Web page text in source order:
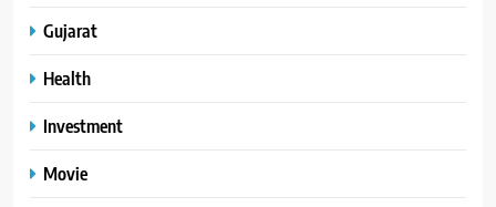
Gujarat
Health
Investment
Movie